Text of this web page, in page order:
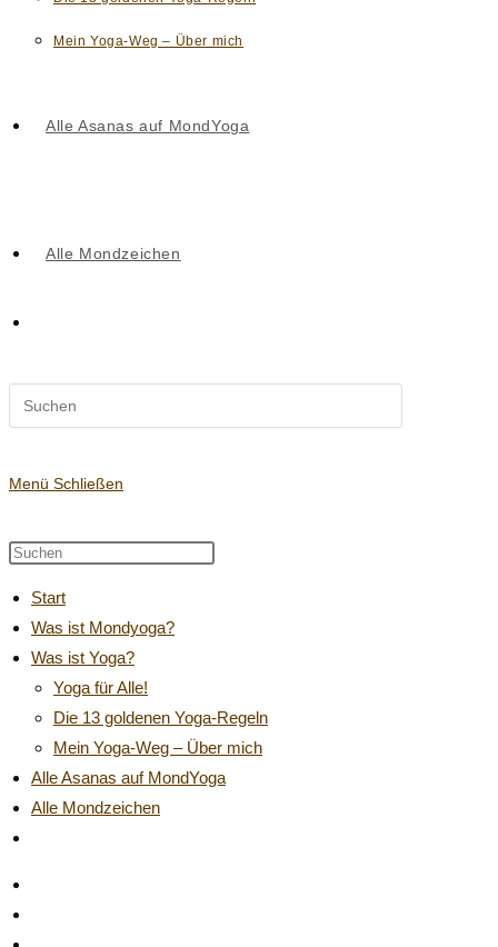
Mein Yoga-Weg – Über mich
Alle Asanas auf MondYoga
Alle Mondzeichen
Suche
Website
durchsuchen
Menü Schließen
Diese
durchsuchen
panel.
Start
Was ist Mondyoga?
Was ist Yoga?
Yoga für Alle!
Die 13 goldenen Yoga-Regeln
Mein Yoga-Weg – Über mich
Alle Asanas auf MondYoga
Alle Mondzeichen